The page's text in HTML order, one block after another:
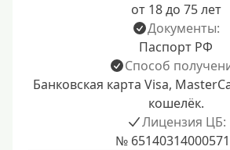
от 18 до 75 лет
Документы:
Паспорт РФ
Способ
Банковская карта Visa,
кошелёк.
Лицензия ЦБ:
№